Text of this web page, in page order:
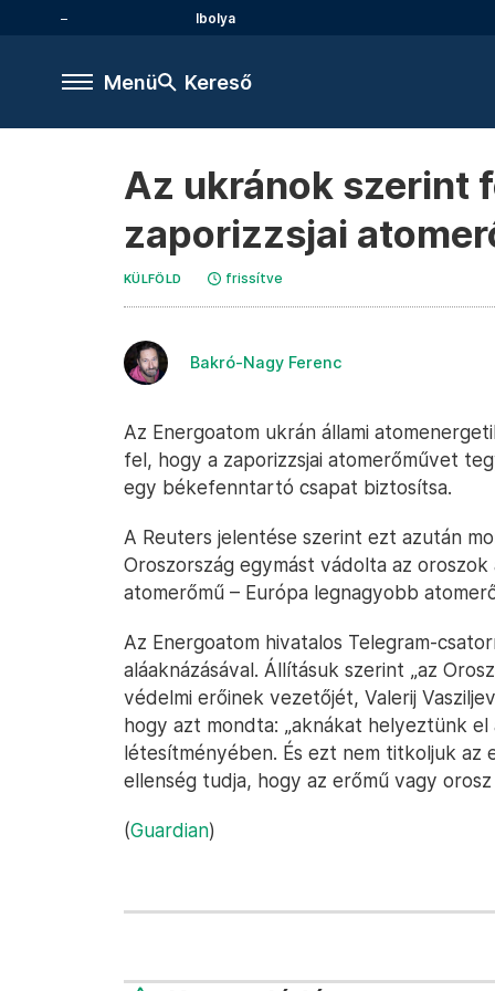
Ibolya
Menü Kereső
Az ukránok szerint
zaporizzsjai
KÜLFÖLD frissítve
Bakró-Nagy Ferenc
Az Energoatom ukrán állami
fel, hogy a zaporizzsjai atomerőművet
egy békefenntartó csapat biztosítsa.
A Reuters jelentése szerint ezt azután
Oroszország egymást vádolta az
atomerőmű – Európa legnagyobb
Az Energoatom hivatalos Telegram-
aláaknázásával. Állításuk szerint „az
védelmi erőinek vezetőjét, Valerij
hogy azt mondta: „aknákat helyeztünk
létesítményében. És ezt nem titkoljuk
ellenség tudja, hogy az erőmű vagy orosz
(Guardian)